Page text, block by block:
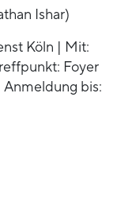
Ishar)
Köln | Mit:
Foyer
Anmeldung bis: